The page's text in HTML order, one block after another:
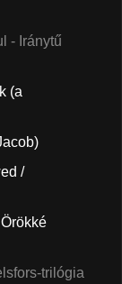
- Iránytű
(a
/
trilógia